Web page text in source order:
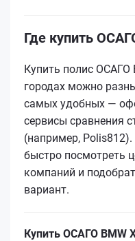
Где купить
Купить полис ОСАГО
городах можно
самых удобных —
сервисы сравнения
(например,
быстро посмотреть
компаний и
вариант.
Купить ОСАГО BMW